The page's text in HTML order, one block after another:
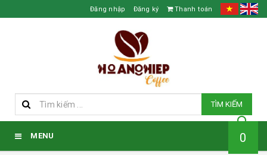
Đăng nhập Đăng ký Thanh toán
TÌM KIẾM
MENU 0